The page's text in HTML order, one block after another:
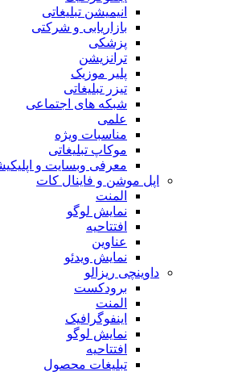
انیمیشن تبلیغاتی
بازاریابی و شرکتی
پزشکی
ترانزیشن
پلیر موزیک
تیزر تبلیغاتی
شبکه های اجتماعی
علمی
مناسبات ویژه
موکاپ تبلیغاتی
معرفی وبسایت و
اپل موشن و فاینال کات
المنت
نمایش لوگو
افتتاحیه
عناوین
نمایش ویدئو
داوینچی ریزالو
برودکست
المنت
اینفوگرافیک
نمایش لوگو
افتتاحیه
تبلیغات محصول